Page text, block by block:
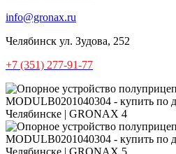
info@gronax.ru
Челябинск ул. Зудова, 252
+7 (351) 277-91-77